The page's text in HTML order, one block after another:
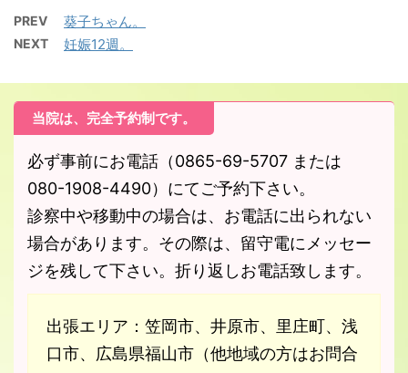
PREV 葵子ちゃん。
NEXT 妊娠12週。
当院は、完全予約制です。
必ず事前にお電話（0865-69-5707 または
080-1908-4490）にてご予約下さい。
診察中や移動中の場合は、お電話に出られない
場合があります。その際は、留守電にメッセー
ジを残して下さい。折り返しお電話致します。
出張エリア：笠岡市、井原市、里庄町、浅
口市、広島県福山市（他地域の方はお問合